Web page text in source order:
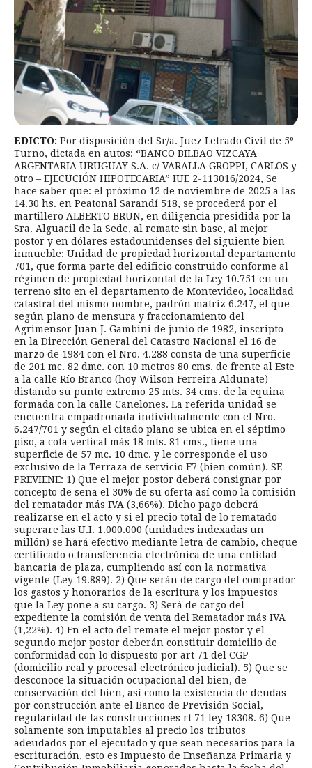
EDICTO: Por disposición del Sr/a. Juez Letrado Civil de 5º
Turno, dictada en autos: “BANCO BILBAO VIZCAYA
ARGENTARIA URUGUAY S.A. c/ VARALLA GROPPI, CARLOS y
otro – EJECUCIÓN HIPOTECARIA” IUE 2-113016/2024, Se
hace saber que: el próximo 12 de noviembre de 2025 a las
14.30 hs. en Peatonal Sarandí 518, se procederá por el
martillero ALBERTO BRUN, en diligencia presidida por la
Sra. Alguacil de la Sede, al remate sin base, al mejor
postor y en dólares estadounidenses del siguiente bien
inmueble: Unidad de propiedad horizontal departamento
701, que forma parte del edificio construido conforme al
régimen de propiedad horizontal de la Ley 10.751 en un
terreno sito en el departamento de Montevideo, localidad
catastral del mismo nombre, padrón matriz 6.247, el que
según plano de mensura y fraccionamiento del
Agrimensor Juan J. Gambini de junio de 1982, inscripto
en la Dirección General del Catastro Nacional el 16 de
marzo de 1984 con el Nro. 4.288 consta de una superficie
de 201 mc. 82 dmc. con 10 metros 80 cms. de frente al Este
a la calle Río Branco (hoy Wilson Ferreira Aldunate)
distando su punto extremo 25 mts. 34 cms. de la equina
formada con la calle Canelones. La referida unidad se
encuentra empadronada individualmente con el Nro.
6.247/701 y según el citado plano se ubica en el séptimo
piso, a cota vertical más 18 mts. 81 cms., tiene una
superficie de 57 mc. 10 dmc. y le corresponde el uso
exclusivo de la Terraza de servicio F7 (bien común). SE
PREVIENE: 1) Que el mejor postor deberá consignar por
concepto de seña el 30% de su oferta así como la comisión
del rematador más IVA (3,66%). Dicho pago deberá
realizarse en el acto y si el precio total de lo rematado
superare las U.I. 1.000.000 (unidades indexadas un
millón) se hará efectivo mediante letra de cambio, cheque
certificado o transferencia electrónica de una entidad
bancaria de plaza, cumpliendo así con la normativa
vigente (Ley 19.889). 2) Que serán de cargo del comprador
los gastos y honorarios de la escritura y los impuestos
que la Ley pone a su cargo. 3) Será de cargo del
expediente la comisión de venta del Rematador más IVA
(1,22%). 4) En el acto del remate el mejor postor y el
segundo mejor postor deberán constituir domicilio de
conformidad con lo dispuesto por art 71 del CGP
(domicilio real y procesal electrónico judicial). 5) Que se
desconoce la situación ocupacional del bien, de
conservación del bien, así como la existencia de deudas
por construcción ante el Banco de Previsión Social,
regularidad de las construcciones rt 71 ley 18308. 6) Que
solamente son imputables al precio los tributos
adeudados por el ejecutado y que sean necesarios para la
escrituración, esto es Impuesto de Enseñanza Primaria y